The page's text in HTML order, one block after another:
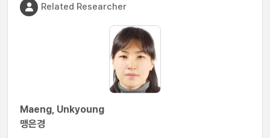
Related Researcher
Maeng, Unkyoung
맹은경